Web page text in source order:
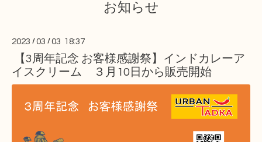
お知らせ
2023 /03 /03 18:37
【3周年記念 お客様感謝祭】インドカレーア
イスクリーム ３月10日から販売開始